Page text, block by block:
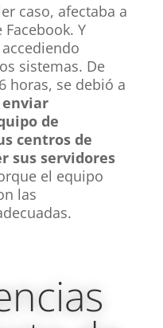
caso, afectaba a
Y
sistemas. De
horas, se debió a
enviar
de
centros de
sus servidores
el equipo
las